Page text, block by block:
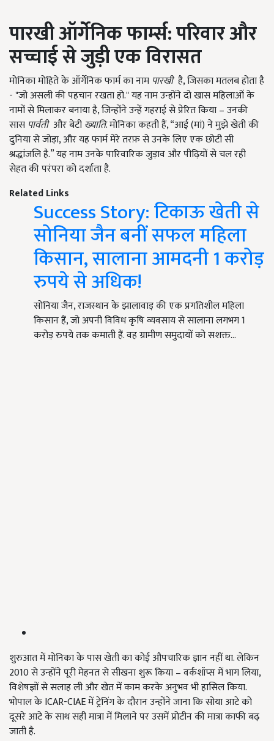
पारखी ऑर्गेनिक फार्म्स: परिवार और
सच्चाई से जुड़ी एक विरासत
मोनिका मोहिते के ऑर्गेनिक फार्म का नाम पारखी है,जिसका मतलब होता है
- "जो असली की पहचान रखता हो." यह नाम उन्होंने दो खास महिलाओं के
नामों से मिलाकर बनाया है,जिन्होंने उन्हें गहराई से प्रेरित किया – उनकी
सास पार्वती और बेटीख्याति. मोनिका कहती हैं, “आई (मां) ने मुझे खेती की
दुनिया से जोड़ा,और यह फार्म मेरे तरफ़ से उनके लिए एक छोटी सी
श्रद्धांजलि है.” यह नाम उनके पारिवारिक जुड़ाव और पीढ़ियों से चल रही
सेहत की परंपरा को दर्शाता है.
Related Links
Success Story: टिकाऊ खेती से
सोनिया जैन बनीं सफल महिला
किसान, सालाना आमदनी 1 करोड़
रुपये से अधिक!
सोनिया जैन, राजस्थान के झालावाड़ की एक प्रगतिशील महिला
किसान हैं, जो अपनी विविध कृषि व्यवसाय से सालाना लगभग 1
करोड़ रुपये तक कमाती हैं. वह ग्रामीण समुदायों को सशक्त…
शुरुआत में मोनिका के पास खेती का कोई औपचारिक ज्ञान नहीं था. लेकिन
2010से उन्होंने पूरी मेहनत से सीखना शुरू किया – वर्कशॉप्स में भाग लिया,
विशेषज्ञों से सलाह ली और खेत में काम करके अनुभव भी हासिल किया.
भोपाल केICAR-CIAEमें ट्रेनिंग के दौरान उन्होंने जाना कि सोया आटे को
दूसरे आटे के साथ सही मात्रा में मिलाने पर उसमें प्रोटीन की मात्रा काफी बढ़
जाती है.